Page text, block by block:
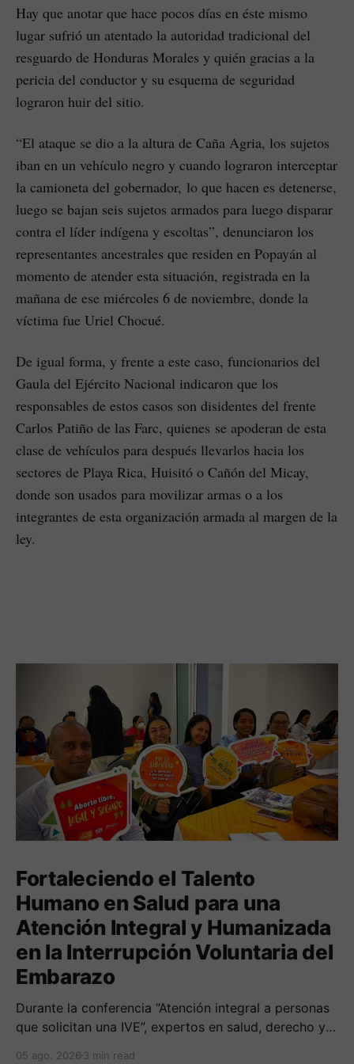
Hay que anotar que hace pocos días en éste mismo
lugar sufrió un atentado la autoridad tradicional del
resguardo de Honduras Morales y quién gracias a la
pericia del conductor y su esquema de seguridad
lograron huir del sitio.
“El ataque se dio a la altura de Caña Agria, los sujetos
iban en un vehículo negro y cuando lograron interceptar
la camioneta del gobernador, lo que hacen es detenerse,
luego se bajan seis sujetos armados para luego disparar
contra el líder indígena y escoltas”, denunciaron los
representantes ancestrales que residen en Popayán al
momento de atender esta situación, registrada en la
mañana de ese miércoles 6 de noviembre, donde la
víctima fue Uriel Chocué.
De igual forma, y frente a este caso, funcionarios del
Gaula del Ejército Nacional indicaron que los
responsables de estos casos son disidentes del frente
Carlos Patiño de las Farc, quienes se apoderan de esta
clase de vehículos para después llevarlos hacia los
sectores de Playa Rica, Huisitó o Cañón del Micay,
donde son usados para movilizar armas o a los
integrantes de esta organización armada al margen de la
ley.
Fortaleciendo el Talento
Humano en Salud para una
Atención Integral y Humanizada
en la Interrupción Voluntaria del
Embarazo
Durante la conferencia “Atención integral a personas
que solicitan una IVE”, expertos en salud, derecho y
05 ago. 2026 3 min read